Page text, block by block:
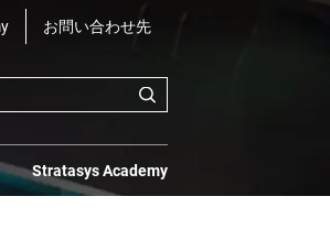
お問い合わせ先
Stratasys Academy